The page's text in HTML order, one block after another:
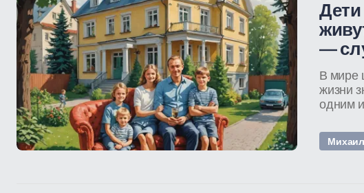
Дети
—
В мире
жизни
одним